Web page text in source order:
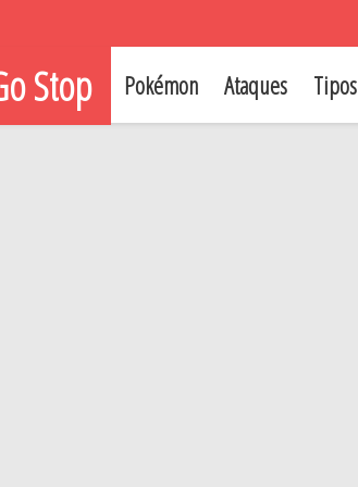
Stop Pokémon Ataques Tipos